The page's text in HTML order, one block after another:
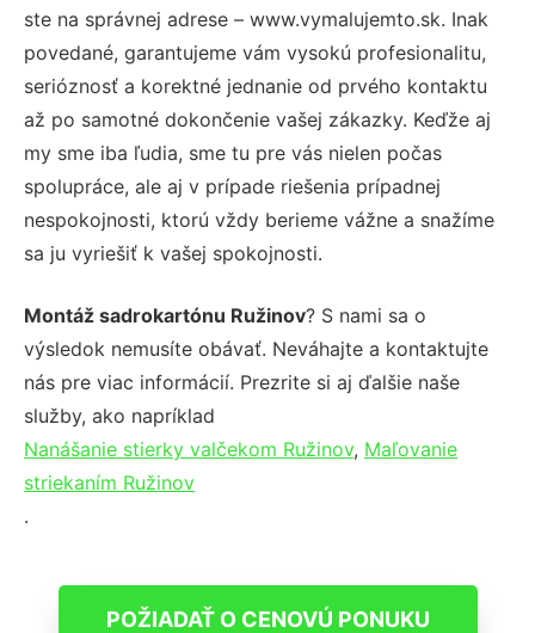
ste na správnej adrese – www.vymalujemto.sk. Inak
povedané, garantujeme vám vysokú profesionalitu,
serióznosť a korektné jednanie od prvého kontaktu
až po samotné dokončenie vašej zákazky. Keďže aj
my sme iba ľudia, sme tu pre vás nielen počas
spolupráce, ale aj v prípade riešenia prípadnej
nespokojnosti, ktorú vždy berieme vážne a snažíme
sa ju vyriešiť k vašej spokojnosti.
Montáž sadrokartónu Ružinov? S nami sa o
výsledok nemusíte obávať. Neváhajte a kontaktujte
nás pre viac informácií. Prezrite si aj ďalšie naše
služby, ako napríklad
Nanášanie stierky valčekom Ružinov, Maľovanie
striekaním Ružinov
.
POŽIADAŤ O CENOVÚ PONUKU